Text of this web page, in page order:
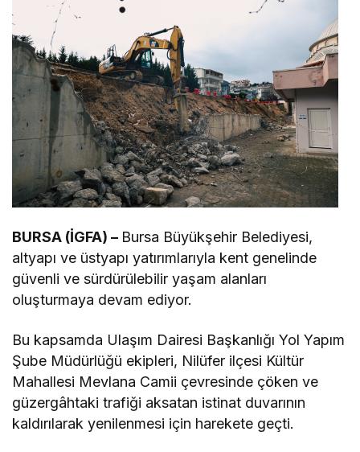
BURSA (İGFA) – Bursa Büyükşehir Belediyesi,
altyapı ve üstyapı yatırımlarıyla kent genelinde
güvenli ve sürdürülebilir yaşam alanları
oluşturmaya devam ediyor.
Bu kapsamda Ulaşım Dairesi Başkanlığı Yol Yapım
Şube Müdürlüğü ekipleri, Nilüfer ilçesi Kültür
Mahallesi Mevlana Camii çevresinde çöken ve
güzergâhtaki trafiği aksatan istinat duvarının
kaldırılarak yenilenmesi için harekete geçti.